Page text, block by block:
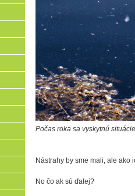
Počas roka sa vyskytnú
Nástrahy by sme mali, ale ako
No čo ak sú ďalej?